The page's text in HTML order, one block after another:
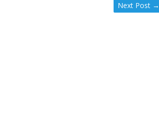
Next Post →